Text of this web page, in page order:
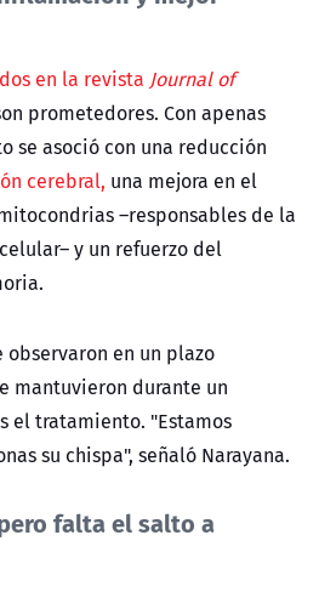
en la revista Journal of
prometedores. Con apenas
se asoció con una reducción
cerebral, una mejora en el
–responsables de la
y un refuerzo del
observaron en un plazo
mantuvieron durante un
el tratamiento. "Estamos
su chispa", señaló Narayana.
falta el salto a